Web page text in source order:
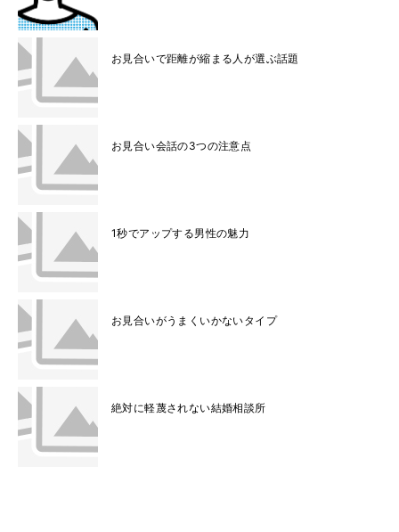
お見合いで距離が縮まる人が選ぶ話題
お見合い会話の3つの注意点
1秒でアップする男性の魅力
お見合いがうまくいかないタイプ
絶対に軽蔑されない結婚相談所